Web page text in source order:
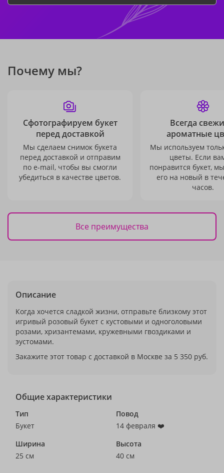
Почему мы?
Сфотографируем букет
перед доставкой
Мы сделаем снимок букета
перед доставкой и отправим
по e-mail, чтобы вы смогли
убедиться в качестве цветов.
Всегда
ароматные
Мы используем
цветы. Если
понравится букет,
его на новый в
часов.
Все преимущества
Описание
Когда хочется сладкой жизни, отправьте близкому этот
игривый розовый букет с кустовыми и одноголовыми
розами, хризантемами, кружевными гвоздиками и
эустомами.
Закажите этот товар с доставкой в Москве за 5 350 руб.
Общие характеристики
Тип
Букет
Повод
14 февраля ❤️
Ширина
25 см
Высота
40 см